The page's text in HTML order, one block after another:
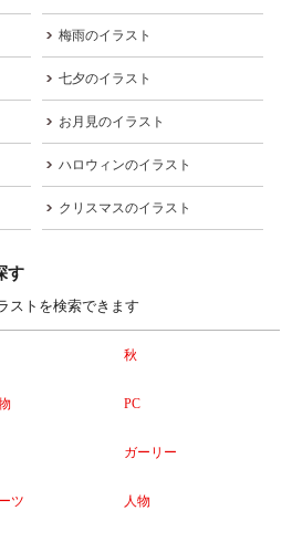
梅雨のイラスト
七夕のイラスト
お月見のイラスト
ハロウィンのイラスト
クリスマスのイラスト
す
ストを検索できます
秋
PC
ガーリー
ツ 人物